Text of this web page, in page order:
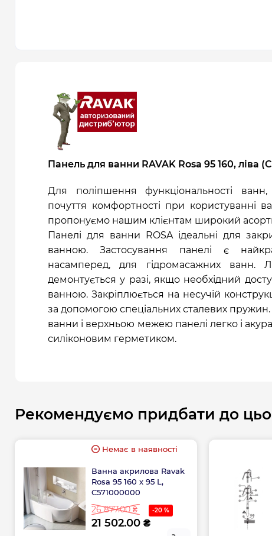
Панель для ванни RAVAK Rosa 95 160, ліва
Для поліпшення функціональності
почуття комфортності при користуванні
пропонуємо нашим клієнтам широкий
Панелі для ванни ROSA ідеальні для
ванною. Застосування панелі є
насамперед, для гідромасажних ванн.
демонтується у разі, якщо необхідний
ванною. Закріплюється на несучій
за допомогою спеціальних сталевих
ванни і верхньою межею панелі легко і
силіконовим герметиком.
Рекомендуємо придбати до
Немає в наявності
Ванна акрилова Ravak
Rosa 95 160 х 95 L,
C571000000
26 877.00 ₴ -20 %
21 502.00 ₴